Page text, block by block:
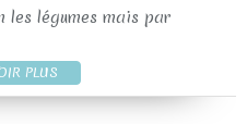
les légumes mais par
PLUS